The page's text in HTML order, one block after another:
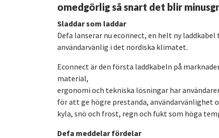
omedgörlig så snart det blir
Sladdar som laddar
Defa lanserar nu econnect, en helt ny
användarvänlig i det nordiska klimatet.
Econnect är den första laddkabeln på
material,
ergonomi och tekniska lösningar har
för att ge högre prestanda, användarvänlighet
kyla, snö och frost, regn och fukt som höga
Defa meddelar fördelar